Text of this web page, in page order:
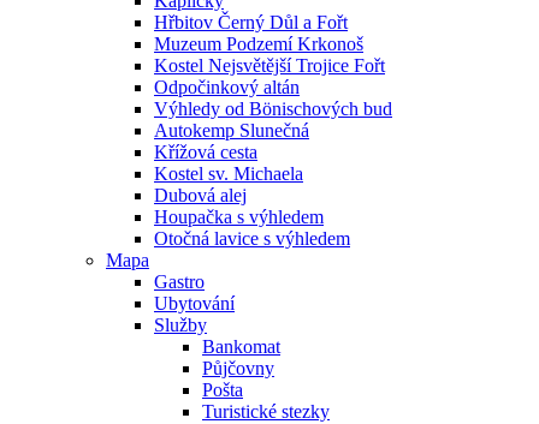
Hřbitov Černý Důl a Fořt
Muzeum Podzemí Krkonoš
Kostel Nejsvětější Trojice Fořt
Odpočinkový altán
Výhledy od Bönischových bud
Autokemp Slunečná
Křížová cesta
Kostel sv. Michaela
Dubová alej
Houpačka s výhledem
Otočná lavice s výhledem
Mapa
Gastro
Ubytování
Služby
Bankomat
Půjčovny
Pošta
Turistické stezky